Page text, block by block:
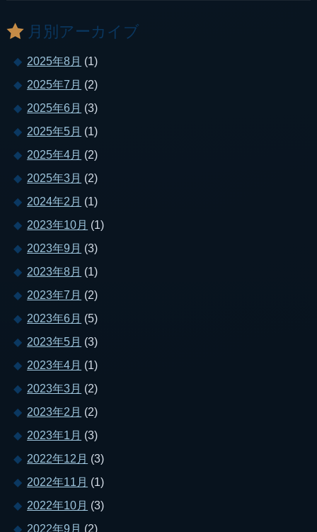
月別アーカイブ
2025年8月 (1)
2025年7月 (2)
2025年6月 (3)
2025年5月 (1)
2025年4月 (2)
2025年3月 (2)
2024年2月 (1)
2023年10月 (1)
2023年9月 (3)
2023年8月 (1)
2023年7月 (2)
2023年6月 (5)
2023年5月 (3)
2023年4月 (1)
2023年3月 (2)
2023年2月 (2)
2023年1月 (3)
2022年12月 (3)
2022年11月 (1)
2022年10月 (3)
2022年9月 (2)